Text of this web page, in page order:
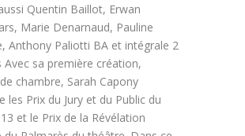
Quentin Baillot, Erwan
Marie Denarnaud, Pauline
Anthony Paliotti BA et intégrale 2
Avec sa première création,
chambre, Sarah Capony
les Prix du Jury et du Public du
et le Prix de la Révélation